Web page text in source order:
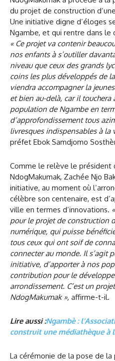
du projet de construction
Une initiative digne d’éloges
Ngambe, et qui rentre dans
« Ce projet va contenir
nos enfants à s’outiller
niveau que ceux des grands
coins les plus développés de
viendra accompagner la
et bien au-delà, car il touchera
population de Ngambe en
d’approfondissement tous
livresques indispensables à la
préfet Ebok Samdjomo
Comme le relève le président
NdogMakumak, Zachée Njo
initiative, au moment où
célèbre son centenaire, est
ville en termes d’innovations.
pour le projet de construction
numérique, qui puisse
tous ceux qui ont soif de
connecter au monde. Il s’agit
initiative, d’apporter à nos
contribution pour le
arrondissement. C’est un
NdogMakumak », affirme-t-il.
Lire aussi :Ngambè :
construit une médiathèque à
La cérémonie de la pose de la